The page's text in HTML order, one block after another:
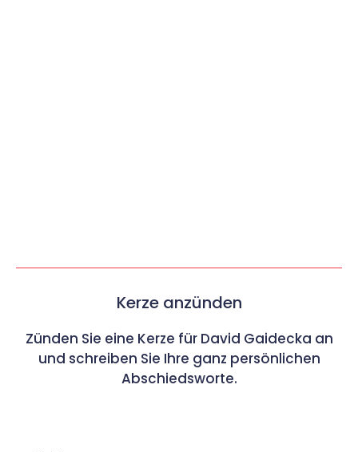
Kerze anzünden
Zünden Sie eine Kerze für David Gaidecka an
und schreiben Sie Ihre ganz persönlichen
Abschiedsworte.